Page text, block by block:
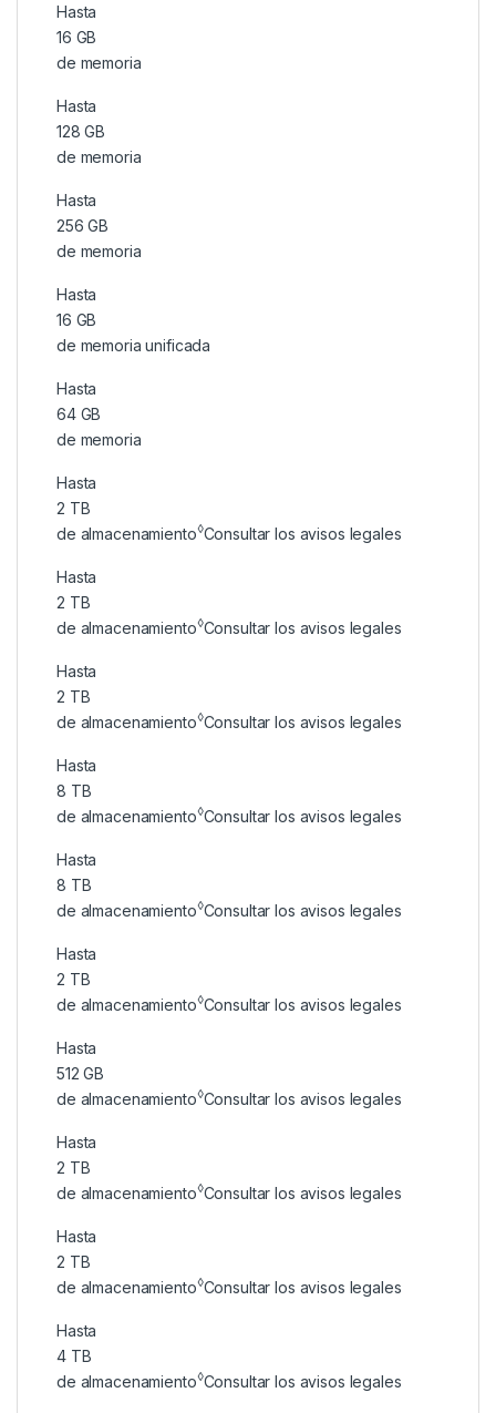
Hasta
16 GB
de memoria
Hasta
128 GB
de memoria
Hasta
256 GB
de memoria
Hasta
16 GB
de memoria unificada
Hasta
64 GB
de memoria
Hasta
2 TB
de almacenamiento◊Consultar los avisos legales
Hasta
2 TB
de almacenamiento◊Consultar los avisos legales
Hasta
2 TB
de almacenamiento◊Consultar los avisos legales
Hasta
8 TB
de almacenamiento◊Consultar los avisos legales
Hasta
8 TB
de almacenamiento◊Consultar los avisos legales
Hasta
2 TB
de almacenamiento◊Consultar los avisos legales
Hasta
512 GB
de almacenamiento◊Consultar los avisos legales
Hasta
2 TB
de almacenamiento◊Consultar los avisos legales
Hasta
2 TB
de almacenamiento◊Consultar los avisos legales
Hasta
4 TB
de almacenamiento◊Consultar los avisos legales